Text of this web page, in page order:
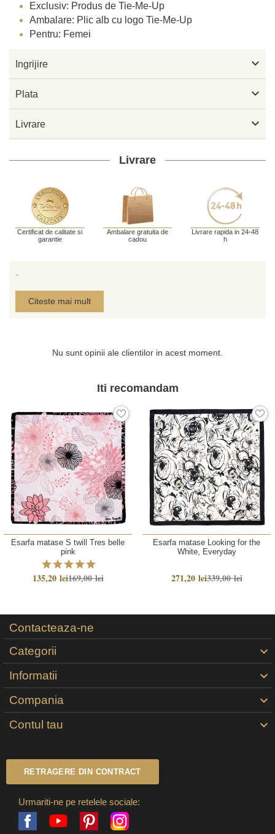
Exclusiv: Produs de Tie-Me-Up
Ambalare: Plic alb cu logo Tie-Me-Up
Pentru: Femei
Ingrijire 
Plata 
Livrare 
Livrare
Certificat de calitate si
garantie
Ambalare gratuita de
cadou
Livrare rapida in 24-48
h
-
Citeste mai mult
Nu sunt opinii ale clientilor in acest moment.
Iti recomandam
Esarfa matase S twill Tres belle
pink
135,20 lei169,00 lei
Esarfa matase Looking for the
White, Everyday
271,20 lei339,00 lei
Contacteaza-ne
Categorii

Informatii 
Compania 
Contul tau 
RETRAGERE DIN CONTRACT
Urmariti-ne pe retelele sociale:
FacebookYouTube Pinterest